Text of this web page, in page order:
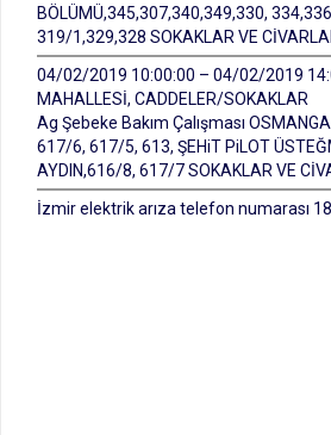
BÖLÜMÜ,345,307,340,349,330,
319/1,329,328 SOKAKLAR VE
04/02/2019 10:00:00 – 04/02/2019
MAHALLESİ, CADDELER/SOKAKLAR
Ag Şebeke Bakım Çalışması
617/6, 617/5, 613, ŞEHiT PiLOT
AYDIN,616/8, 617/7 SOKAKLAR VE
İzmir elektrik arıza telefon numarası